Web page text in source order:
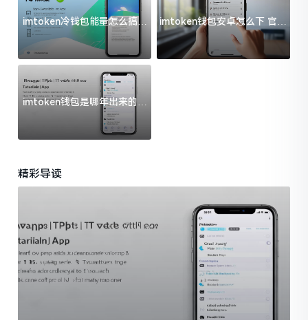
imtoken冷钱包能量怎么搞？
过来人告诉你门道
imtoken钱包安卓怎么下 官方
渠道避坑指南
imtoken钱包是哪年出来的？
一文给你说清楚
精彩导读